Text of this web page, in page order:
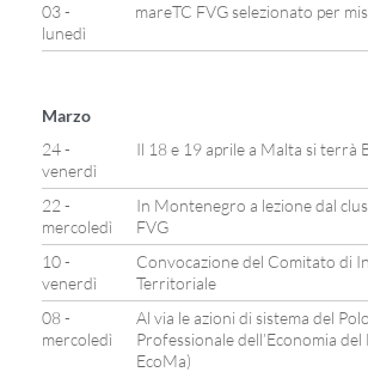
03 -
lunedì
mareTC FVG selezionato per
Marzo
24 -
venerdì
Il 18 e 19 aprile a Malta si terrà
22 -
mercoledì
In Montenegro a lezione dal
FVG
10 -
venerdì
Convocazione del Comitato di
Territoriale
08 -
mercoledì
Al via le azioni di sistema del
Professionale dell’Economia del
EcoMa)